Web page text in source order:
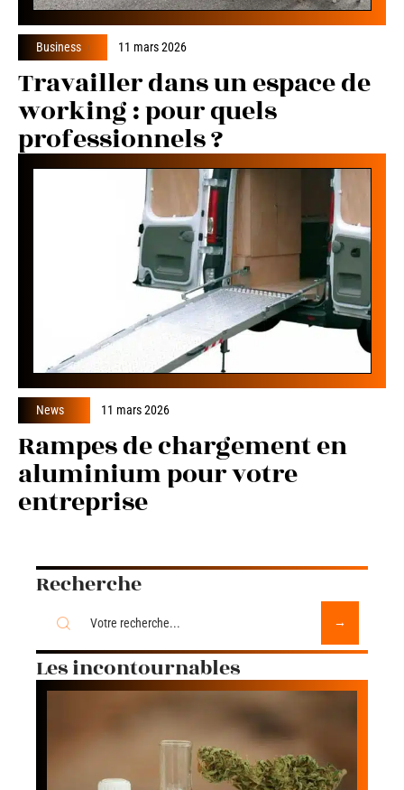
Business 11 mars 2026
Travailler dans un espace de
working : pour quels
professionnels ?
News 11 mars 2026
Rampes de chargement en
aluminium pour votre
entreprise
Recherche
Les incontournables